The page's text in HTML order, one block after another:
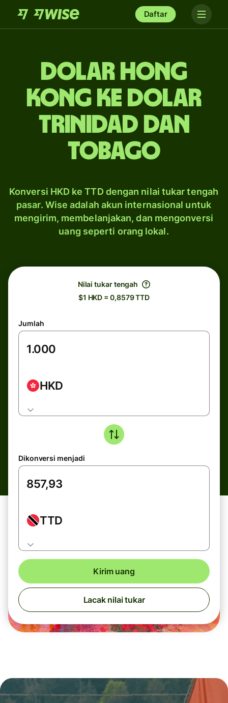
Daftar
dolar Hong
Kong ke dolar
Trinidad dan
Tobago
Konversi HKD ke TTD dengan nilai tukar tengah
pasar. Wise adalah akun internasional untuk
mengirim, membelanjakan, dan mengonversi
uang seperti orang lokal.
Nilai tukar tengah
$1 HKD = 0,8579 TTD
Jumlah
HKD
Dikonversi menjadi
TTD
Kirim uang
Lacak nilai tukar